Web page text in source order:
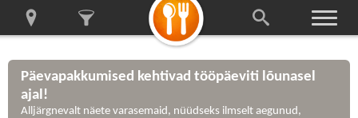
Päevapakkumised kehtivad tööpäeviti lõunasel
ajal!
Alljärgnevalt näete varasemaid, nüüdseks ilmselt aegunud,